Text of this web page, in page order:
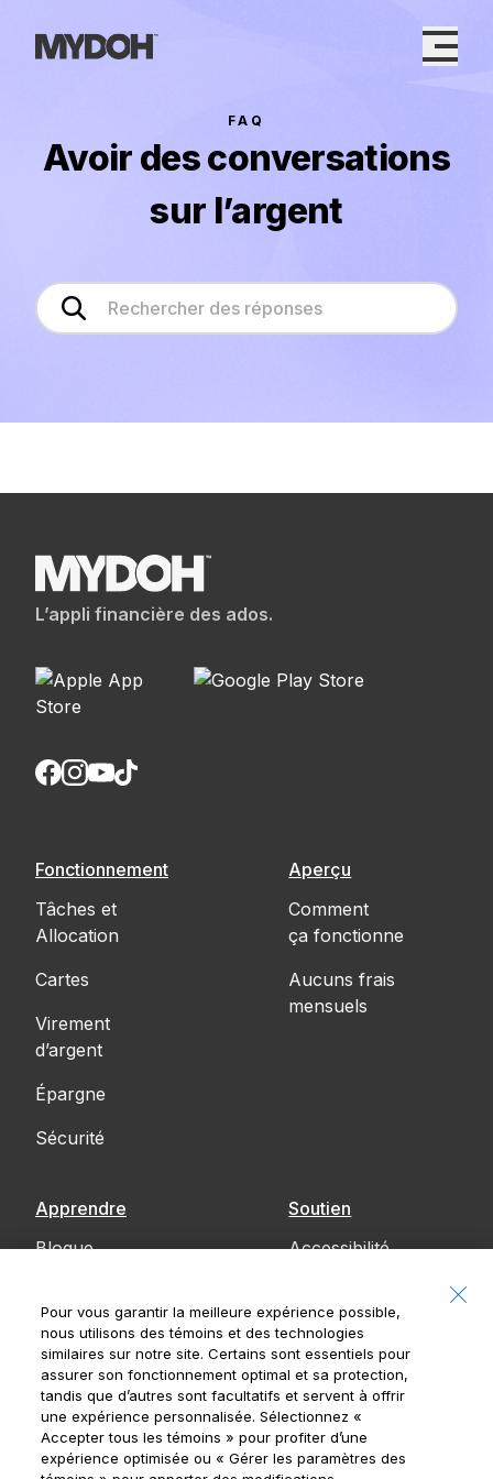
content
FAQ
Avoir des conversations
sur l’argent
L’appli financière des ados.
Fonctionnement
Tâches et
Allocation
Cartes
Virement
d’argent
Épargne
Sécurité
Aperçu
Comment
ça fonctionne
Aucuns frais
mensuels
Apprendre
Blogue
Soutien
Accessibilité
avec nous
Avis
Banque Royale du Canada, © 2026
Pour vous garantir la meilleure expérience possible,
nous utilisons des témoins et des technologies
similaires sur notre site. Certains sont essentiels pour
assurer son fonctionnement optimal et sa protection,
tandis que d’autres sont facultatifs et servent à offrir
une expérience personnalisée. Sélectionnez «
Accepter tous les témoins » pour profiter d’une
expérience optimisée ou « Gérer les paramètres des